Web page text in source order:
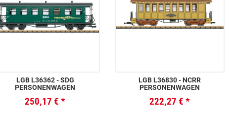
LGB L36362 - SDG
PERSONENWAGEN
250,17 € *
LGB L36830 - NCRR
PERSONENWAGEN
222,27 € *